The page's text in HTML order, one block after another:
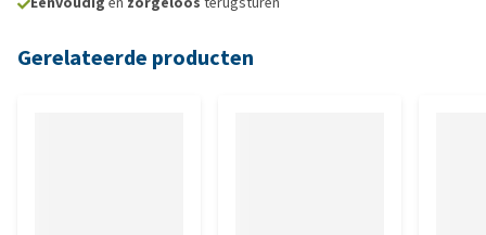
Gerelateerde producten